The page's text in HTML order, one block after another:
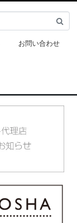
お問い合わせ